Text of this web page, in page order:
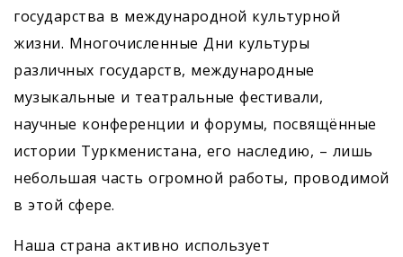
государства в международной культурной
жизни. Многочисленные Дни культуры
различных государств, международные
музыкальные и театральные фестивали,
научные конференции и форумы, посвящённые
истории Туркменистана, его наследию, – лишь
небольшая часть огромной работы, проводимой
в этой сфере.
Наша страна активно использует